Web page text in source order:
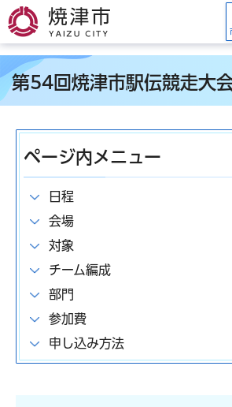
焼津市
第54回焼津市駅伝競走大
ページ内メニュー
日程
会場
対象
チーム編成
部門
参加費
申し込み方法